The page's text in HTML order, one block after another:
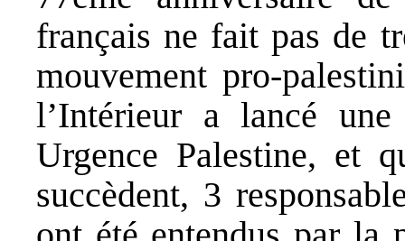
français ne fait pas de
mouvement pro-
l’Intérieur a lancé
Urgence Palestine, et
succèdent, 3